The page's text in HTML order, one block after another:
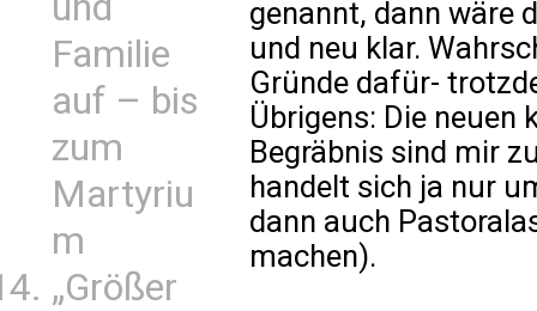
Familie
auf – bis
zum
Martyriu
m
„Größer
genannt, dann wäre
und neu klar.
Gründe dafür-
Übrigens: Die neuen
Begräbnis sind mir
handelt sich ja nur
dann auch
machen).